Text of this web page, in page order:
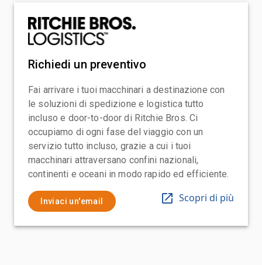
Richiedi un preventivo
Fai arrivare i tuoi macchinari a destinazione con
le soluzioni di spedizione e logistica tutto
incluso e door-to-door di Ritchie Bros. Ci
occupiamo di ogni fase del viaggio con un
servizio tutto incluso, grazie a cui i tuoi
macchinari attraversano confini nazionali,
continenti e oceani in modo rapido ed efficiente.
Inviaci un'email Scopri di più